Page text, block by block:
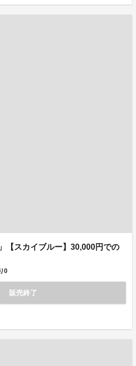
【スカイブルー】30,000円での
0
販売終了